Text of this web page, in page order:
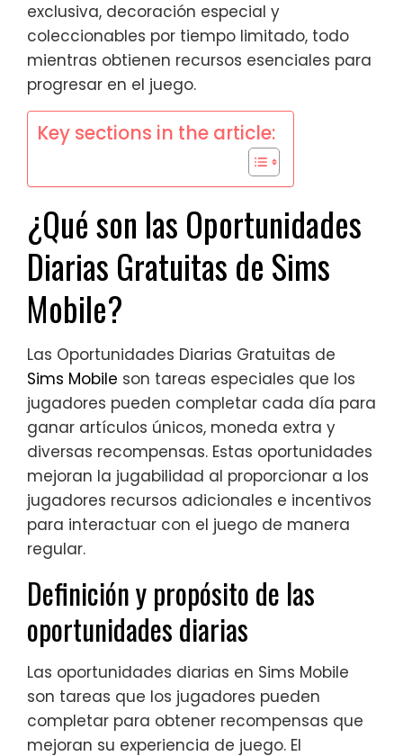
exclusiva, decoración especial y
coleccionables por tiempo limitado, todo
mientras obtienen recursos esenciales para
progresar en el juego.
Key sections in the article:
¿Qué son las Oportunidades
Diarias Gratuitas de Sims
Mobile?
Las Oportunidades Diarias Gratuitas de
Sims Mobile son tareas especiales que los
jugadores pueden completar cada día para
ganar artículos únicos, moneda extra y
diversas recompensas. Estas oportunidades
mejoran la jugabilidad al proporcionar a los
jugadores recursos adicionales e incentivos
para interactuar con el juego de manera
regular.
Definición y propósito de las
oportunidades diarias
Las oportunidades diarias en Sims Mobile
son tareas que los jugadores pueden
completar para obtener recompensas que
mejoran su experiencia de juego. El